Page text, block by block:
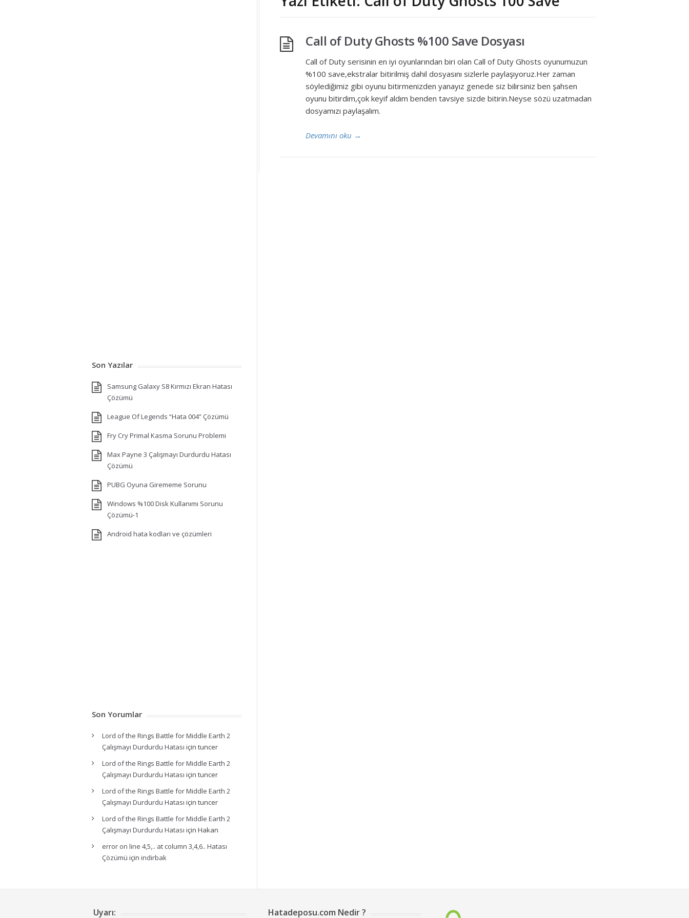
Call of Duty Ghosts %100 Save Dosyası
Call of Duty serisinin en iyi oyunlarından biri olan Call of Duty Ghosts oyunumuzun
%100 save,ekstralar bitirilmiş dahil dosyasını sizlerle paylaşıyoruz.Her zaman
söylediğimiz gibi oyunu bitirmenizden yanayız genede siz bilirsiniz ben şahsen
oyunu bitirdim,çok keyif aldım benden tavsiye sizde bitirin.Neyse sözü uzatmadan
dosyamızı paylaşalım.
Devamını oku →
Son Yazılar
Samsung Galaxy S8 Kırmızı Ekran Hatası
Çözümü
League Of Legends “Hata 004” Çözümü
Fry Cry Primal Kasma Sorunu Problemi
Max Payne 3 Çalışmayı Durdurdu Hatası
Çözümü
PUBG Oyuna Girememe Sorunu
Windows %100 Disk Kullanımı Sorunu
Çözümü-1
Android hata kodları ve çözümleri
Son Yorumlar
Lord of the Rings Battle for Middle Earth 2
Çalışmayı Durdurdu Hatası için tuncer
Lord of the Rings Battle for Middle Earth 2
Çalışmayı Durdurdu Hatası için tuncer
Lord of the Rings Battle for Middle Earth 2
Çalışmayı Durdurdu Hatası için tuncer
Lord of the Rings Battle for Middle Earth 2
Çalışmayı Durdurdu Hatası için Hakan
error on line 4,5,.. at column 3,4,6.. Hatası
Çözümü için indirbak
Uyarı: Hatadeposu.com Nedir ?